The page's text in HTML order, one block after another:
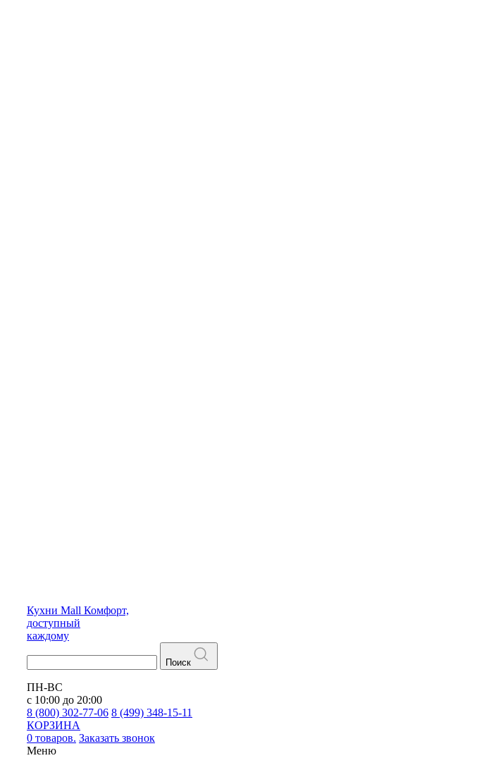
Кухни Mall Комфорт,
доступный
каждому
Поиск
ПН-ВС
с 10:00 до 20:00
8 (800) 302-77-06 8 (499) 348-15-11
КОРЗИНА
0 товаров. Заказать звонок
Меню